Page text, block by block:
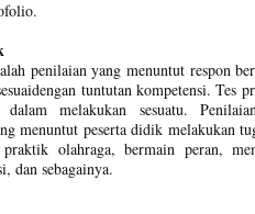
penilaian yang menuntut respon
tuntutan kompetensi. Tes
melakukan sesuatu.
menuntut peserta didik melakukan
olahraga, bermain peran,
dan sebagainya.